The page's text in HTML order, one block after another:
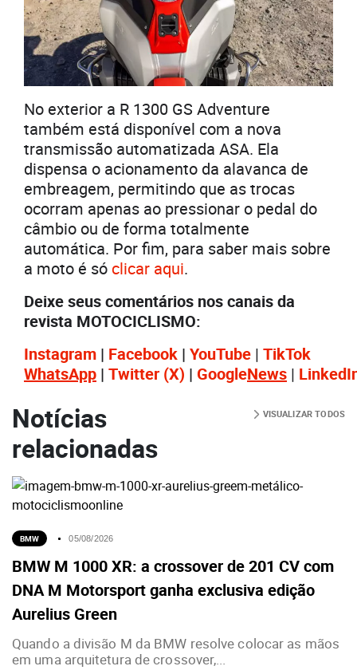
No exterior a R 1300 GS Adventure
também está disponível com a nova
transmissão automatizada ASA. Ela
dispensa o acionamento da alavanca de
embreagem, permitindo que as trocas
ocorram apenas ao pressionar o pedal do
câmbio ou de forma totalmente
automática. Por fim, para saber mais sobre
a moto é só clicar aqui.
Deixe seus comentários nos canais da
revista MOTOCICLISMO:
Instagram | Facebook | YouTube | TikTok
WhatsApp | Twitter (X) | GoogleNews |
Notícias
relacionadas
VISUALIZAR TODOS
BMW 05/08/2026
BMW M 1000 XR: a crossover de 201 CV com
DNA M Motorsport ganha exclusiva edição
Aurelius Green
Quando a divisão M da BMW resolve colocar as mãos
em uma arquitetura de crossover,...